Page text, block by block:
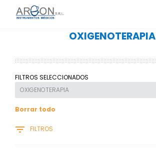
OXIGENOTERAPIA
FILTROS SELECCIONADOS
OXIGENOTERAPIA
Borrar todo
FILTROS